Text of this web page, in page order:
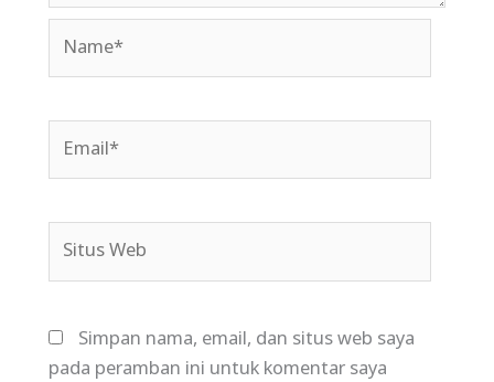
Simpan nama, email, dan situs web saya
pada peramban ini untuk komentar saya